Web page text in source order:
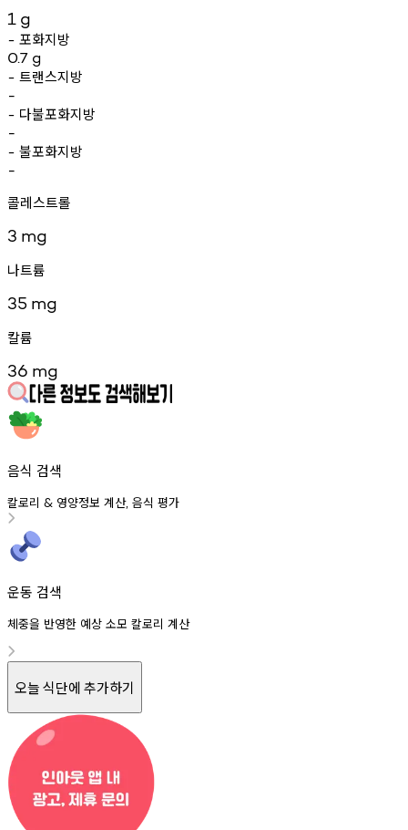
1 g
- 포화지방
0.7 g
- 트랜스지방
-
- 다불포화지방
-
- 불포화지방
-
콜레스트롤
3 mg
나트륨
35 mg
칼륨
36 mg
음식 검색
칼로리 & 영양정보 계산, 음식 평가
운동 검색
체중을 반영한 예상 소모 칼로리 계산
오늘 식단에 추가하기